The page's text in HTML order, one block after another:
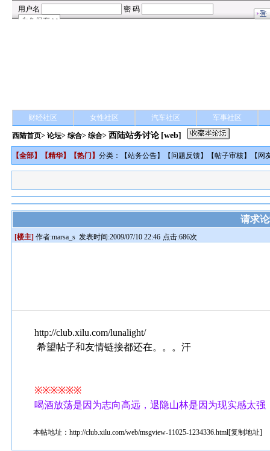
财经社区 女性社区 汽车社区 军事社区
西陆首页>论坛>综合> 综合> 西陆站务讨论 [web]
【全部】【精华】【热门 】分类：【站务公告】【问题反馈】【帖子审核】【 网
请求
[楼主] 作者:marsa_s 发表时间:2009/07/10 22:46 点击:686次
http://club.xilu.com/lunalight/
希望帖子和友情链接都还在。。。汗
※※※※※※
喝酒放荡是因为志向高远，退隐山林是因为现实感太
本帖地址：http://club.xilu.com/web/msgview-11025-1234336.html[复制地址]